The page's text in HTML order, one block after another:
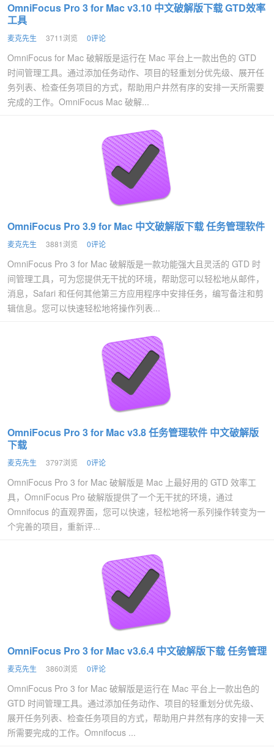
OmniFocus Pro 3 for Mac v3.10 中文破解版下载 GTD效率
工具
麦克先生 3711浏览 0评论
OmniFocus for Mac 破解版是运行在 Mac 平台上一款出色的 GTD
时间管理工具。通过添加任务动作、项目的轻重划分优先级、展开任
务列表、检查任务项目的方式，帮助用户井然有序的安排一天所需要
完成的工作。OmniFocus Mac 破解...
OmniFocus Pro 3.9 for Mac 中文破解版下载 任务管理软件
麦克先生 3881浏览 0评论
OmniFocus Pro 3 for Mac 破解版是一款功能强大且灵活的 GTD 时
间管理工具，可为您提供无干扰的环境，帮助您可以轻松地从邮件，
消息，Safari 和任何其他第三方应用程序中安排任务，编写备注和剪
辑信息。您可以快速轻松地将操作列表...
OmniFocus Pro 3 for Mac v3.8 任务管理软件 中文破解版
下载
麦克先生 3797浏览 0评论
OmniFocus Pro 3 for Mac 破解版是 Mac 上最好用的 GTD 效率工
具，OmniFocus Pro 破解版提供了一个无干扰的环境，通过
Omnifocus 的直观界面，您可以快速，轻松地将一系列操作转变为一
个完善的项目，重新评...
OmniFocus Pro 3 for Mac v3.6.4 中文破解版下载 任务管理
麦克先生 3860浏览 0评论
OmniFocus Pro 3 for Mac 破解版是运行在 Mac 平台上一款出色的
GTD 时间管理工具。通过添加任务动作、项目的轻重划分优先级、
展开任务列表、检查任务项目的方式，帮助用户井然有序的安排一天
所需要完成的工作。Omnifocus ...